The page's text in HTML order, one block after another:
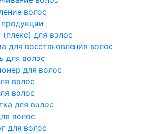
волос
(плекс) для волос
для восстановления волос
для волос
для волос
волос
волос
для волос
волос
для волос